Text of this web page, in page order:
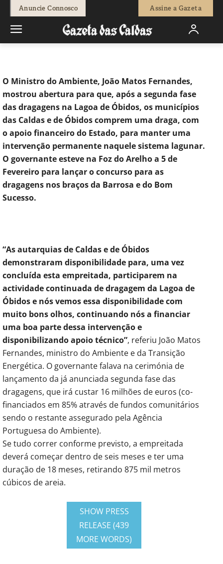
Anuncie Connosco Assine a Gazeta
Isaque Vicente - 930 0
O Ministro do Ambiente, João Matos Fernandes,
mostrou abertura para que, após a segunda fase
das dragagens na Lagoa de Óbidos, os municípios
das Caldas e de Óbidos comprem uma draga, com
o apoio financeiro do Estado, para manter uma
intervenção permanente naquele sistema lagunar.
O governante esteve na Foz do Arelho a 5 de
Fevereiro para lançar o concurso para as
dragagens nos braços da Barrosa e do Bom
Sucesso.
“As autarquias de Caldas e de Óbidos
demonstraram disponibilidade para, uma vez
concluída esta empreitada, participarem na
actividade continuada de dragagem da Lagoa de
Óbidos e nós vemos essa disponibilidade com
muito bons olhos, continuando nós a financiar
uma boa parte dessa intervenção e
disponibilizando apoio técnico”, referiu João Matos
Fernandes, ministro do Ambiente e da Transição
Energética. O governante falava na cerimónia de
lançamento da já anunciada segunda fase das
dragagens, que irá custar 16 milhões de euros (co-
financiados em 85% através de fundos comunitários
sendo o restante assegurado pela Agência
Portuguesa do Ambiente).
Se tudo correr conforme previsto, a empreitada
deverá começar dentro de seis meses e ter uma
duração de 18 meses, retirando 875 mil metros
cúbicos de areia.
SHOW PRESS
RELEASE (439
MORE WORDS)